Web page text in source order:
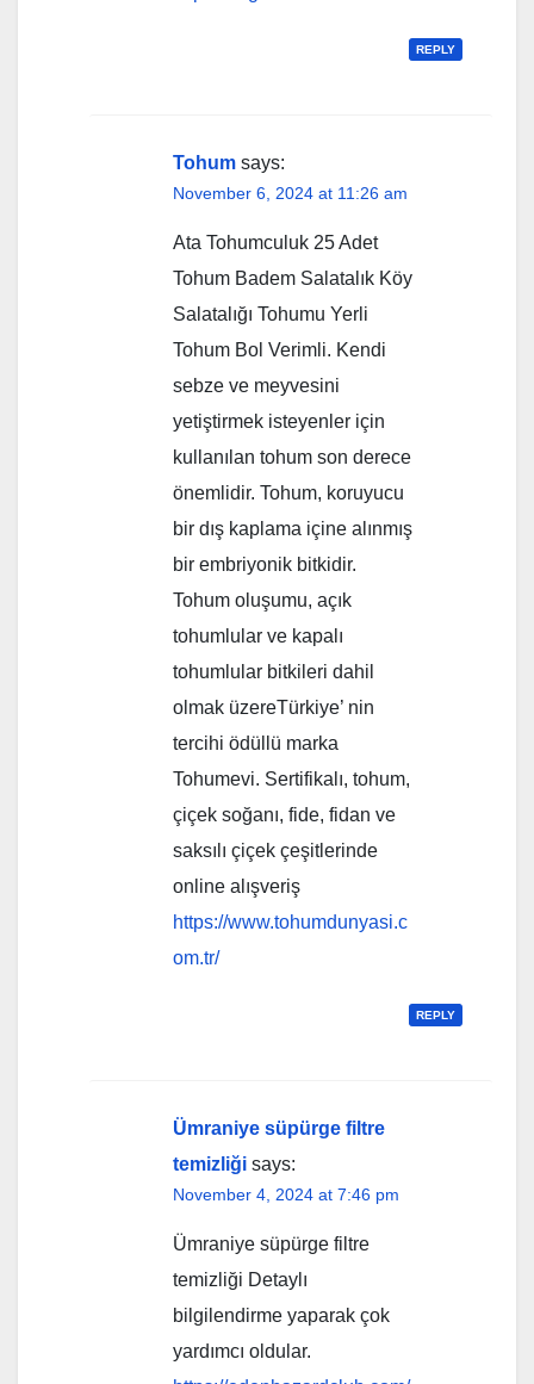
REPLY
Tohum says:
November 6, 2024 at 11:26 am
Ata Tohumculuk 25 Adet
Tohum Badem Salatalık Köy
Salatalığı Tohumu Yerli
Tohum Bol Verimli. Kendi
sebze ve meyvesini
yetiştirmek isteyenler için
kullanılan tohum son derece
önemlidir. Tohum, koruyucu
bir dış kaplama içine alınmış
bir embriyonik bitkidir.
Tohum oluşumu, açık
tohumlular ve kapalı
tohumlular bitkileri dahil
olmak üzereTürkiye’ nin
tercihi ödüllü marka
Tohumevi. Sertifikalı, tohum,
çiçek soğanı, fide, fidan ve
saksılı çiçek çeşitlerinde
online alışveriş
https://www.tohumdunyasi.c
om.tr/
REPLY
Ümraniye süpürge filtre
temizliği says:
November 4, 2024 at 7:46 pm
Ümraniye süpürge filtre
temizliği Detaylı
bilgilendirme yaparak çok
yardımcı oldular.